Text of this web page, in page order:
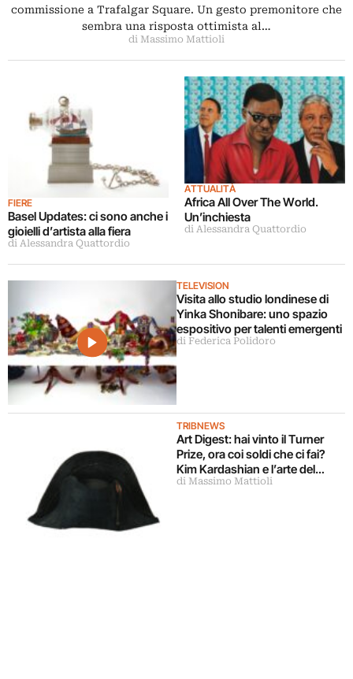
commissione a Trafalgar Square. Un gesto premonitore che
sembra una risposta ottimista al…
di Massimo Mattioli
FIERE
Basel Updates: ci sono anche i
gioielli d’artista alla fiera
di Alessandra Quattordio
ATTUALITÀ
Africa All Over The World.
Un’inchiesta
di Alessandra Quattordio
TELEVISION
Visita allo studio londinese di
Yinka Shonibare: uno spazio
espositivo per talenti emergenti
di Federica Polidoro
TRIBNEWS
Art Digest: hai vinto il Turner
Prize, ora coi soldi che ci fai?
Kim Kardashian e l’arte del
selfie. Smithsonian, un ingresso
di Massimo Mattioli